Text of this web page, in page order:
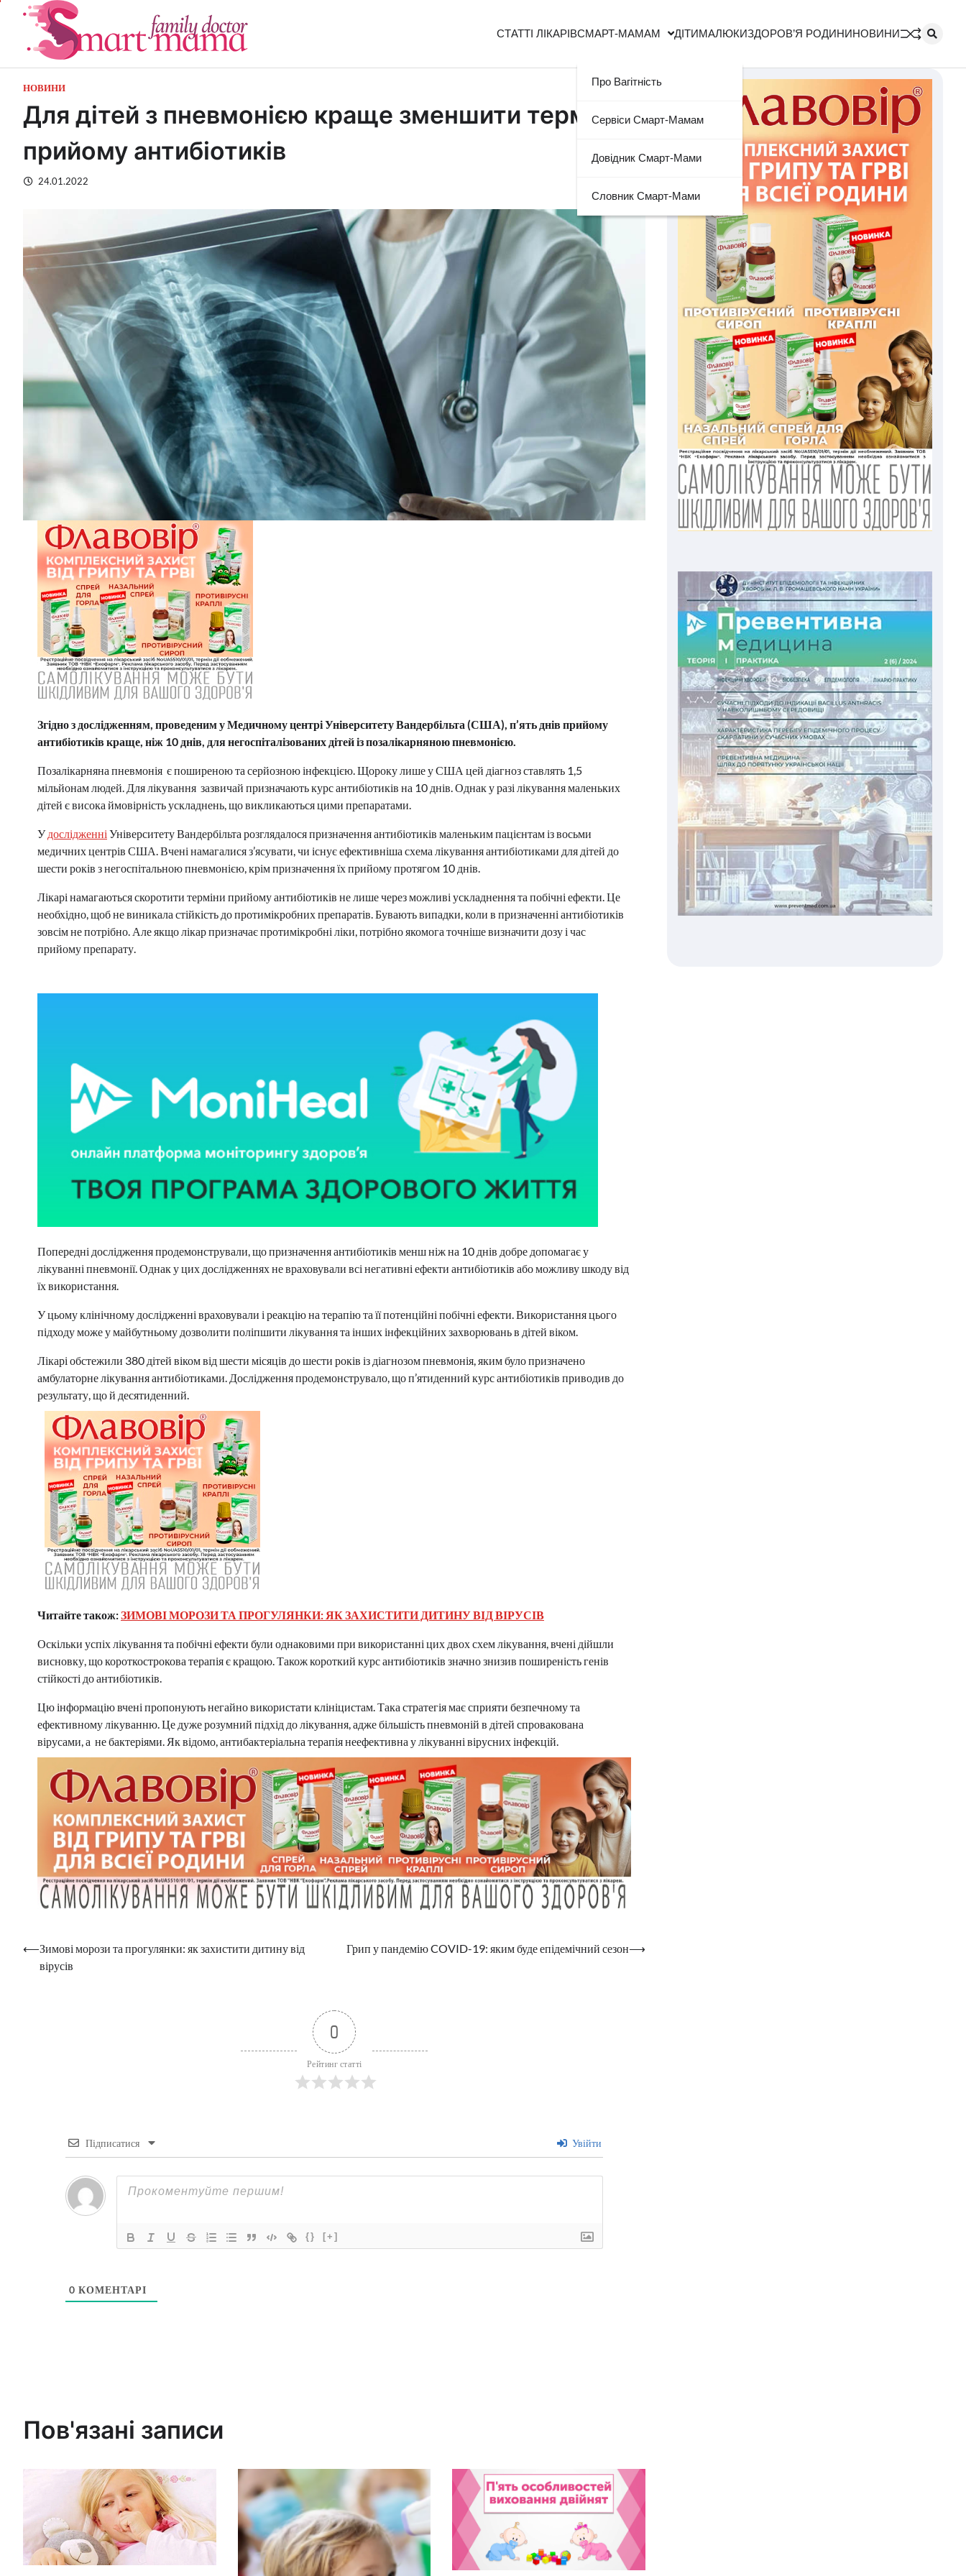
Перейти
СТАТТІ ЛІКАРІВСМАРТ-МАМАМ
Про Вагітність
Сервіси Смарт-Мамам
Довідник Смарт-Мами
Словник Смарт-Мами
ДІТИМАЛЮКИЗДОРОВ’Я РОДИНИНОВИНИ
НОВИНИ
Для дітей з пневмонією краще зменшити термін
прийому антибіотиків
24.01.2022
Згідно з дослідженням, проведеним у Медичному центрі Університету Вандербільта (США), п’ять днів прийому
антибіотиків краще, ніж 10 днів, для негоспіталізованих дітей із позалікарняною пневмонією.
Позалікарняна пневмонія є поширеною та серйозною інфекцією. Щороку лише у США цей діагноз ставлять 1,5
мільйонам людей. Для лікування зазвичай призначають курс антибіотиків на 10 днів. Однак у разі лікування маленьких
дітей є висока ймовірність ускладнень, що викликаються цими препаратами.
Удослідженні Університету Вандербільта розглядалося призначення антибіотиків маленьким пацієнтам із восьми
медичних центрів США. Вчені намагалися з’ясувати, чи існує ефективніша схема лікування антибіотиками для дітей до
шести років з негоспітальною пневмонією, крім призначення їх прийому протягом 10 днів.
Лікарі намагаються скоротити терміни прийому антибіотиків не лише через можливі ускладнення та побічні ефекти. Це
необхідно, щоб не виникала стійкість до протимікробних препаратів. Бувають випадки, коли в призначенні антибіотиків
зовсім не потрібно. Але якщо лікар призначає протимікробні ліки, потрібно якомога точніше визначити дозу і час
прийому препарату.
Попередні дослідження продемонстрували, що призначення антибіотиків менш ніж на 10 днів добре допомагає у
лікуванні пневмонії. Однак у цих дослідженнях не враховували всі негативні ефекти антибіотиків або можливу шкоду від
їх використання.
У цьому клінічному дослідженні враховували і реакцію на терапію та її потенційні побічні ефекти. Використання цього
підходу може у майбутньому дозволити поліпшити лікування та інших інфекційних захворювань в дітей віком.
Лікарі обстежили 380 дітей віком від шести місяців до шести років із діагнозом пневмонія, яким було призначено
амбулаторне лікування антибіотиками. Дослідження продемонструвало, що п’ятиденний курс антибіотиків приводив до
результату, що й десятиденний.
Читайте також:ЗИМОВІ МОРОЗИ ТА ПРОГУЛЯНКИ: ЯК ЗАХИСТИТИ ДИТИНУ ВІД ВІРУСІВ
Оскільки успіх лікування та побічні ефекти були однаковими при використанні цих двох схем лікування, вчені дійшли
висновку, що короткострокова терапія є кращою. Також короткий курс антибіотиків значно знизив поширеність генів
стійкості до антибіотиків.
Цю інформацію вчені пропонують негайно використати клініцистам. Така стратегія має сприяти безпечному та
ефективному лікуванню. Це дуже розумний підхід до лікування, адже більшість пневмоній в дітей спровакована
вірусами, а не бактеріями. Як відомо, антибактеріальна терапія неефективна у лікуванні вірусних інфекцій.
Навігація
записів
⟵Зимові морози та прогулянки: як захистити дитину від
вірусів
Грип у пандемію COVID-19: яким буде епідемічний сезон⟶
0
Рейтинг статті
Підписатися Увійти
{} [+]
0 КОМЕНТАРІ
Пов'язані записи